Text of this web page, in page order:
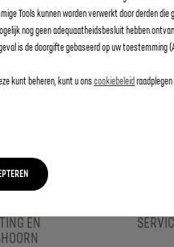
besteld vanaf 1 Juli
EN
Tools kunnen worden verwerkt door derden die
nog geen adequaatheidsbesluit hebben
is de doorgifte gebaseerd op uw toestemming
kunt beheren, kunt u onscookiebeleid